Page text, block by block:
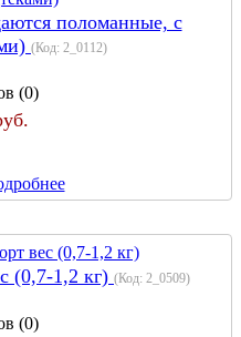
поломанные, с
(Код: 2_0112)
(0)
(0,7-1,2 кг) (Код: 2_0509)
(0)